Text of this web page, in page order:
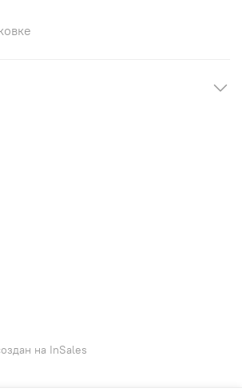
на InSales